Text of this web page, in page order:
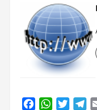
FacebookWhatsAppTwitter